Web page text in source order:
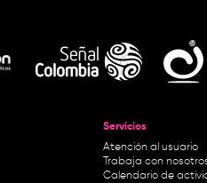
Servicios
Atención al usuario
Trabaja con
Calendario de